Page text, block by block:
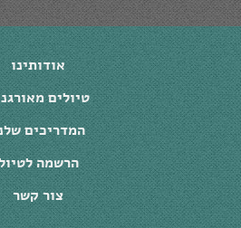
אודותינו
טיולים
המדריכים
הרשמה
צור קשר